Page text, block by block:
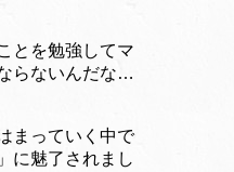
とを勉強してマ
らないんだな…
まっていく中で
に魅了されまし